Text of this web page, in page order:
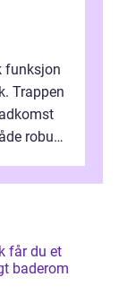
funksjon
Trappen
robust
baderom